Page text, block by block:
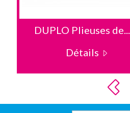
DUPLO Plieuses de...
Détails